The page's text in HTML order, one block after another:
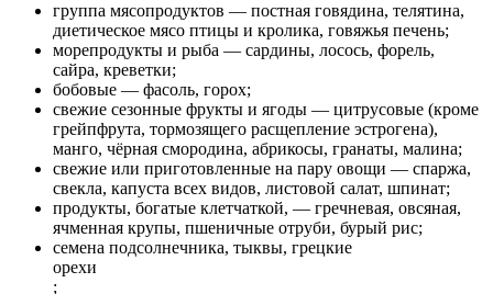
группа мясопродуктов — постная говядина, телятина,
диетическое мясо птицы и кролика, говяжья печень;
морепродукты и рыба — сардины, лосось, форель,
сайра, креветки;
бобовые — фасоль, горох;
свежие сезонные фрукты и ягоды — цитрусовые (кроме
грейпфрута, тормозящего расщепление эстрогена),
манго, чёрная смородина, абрикосы, гранаты, малина;
свежие или приготовленные на пару овощи — спаржа,
свекла, капуста всех видов, листовой салат, шпинат;
продукты, богатые клетчаткой, — гречневая, овсяная,
ячменная крупы, пшеничные отруби, бурый рис;
семена подсолнечника, тыквы, грецкие
орехи
;